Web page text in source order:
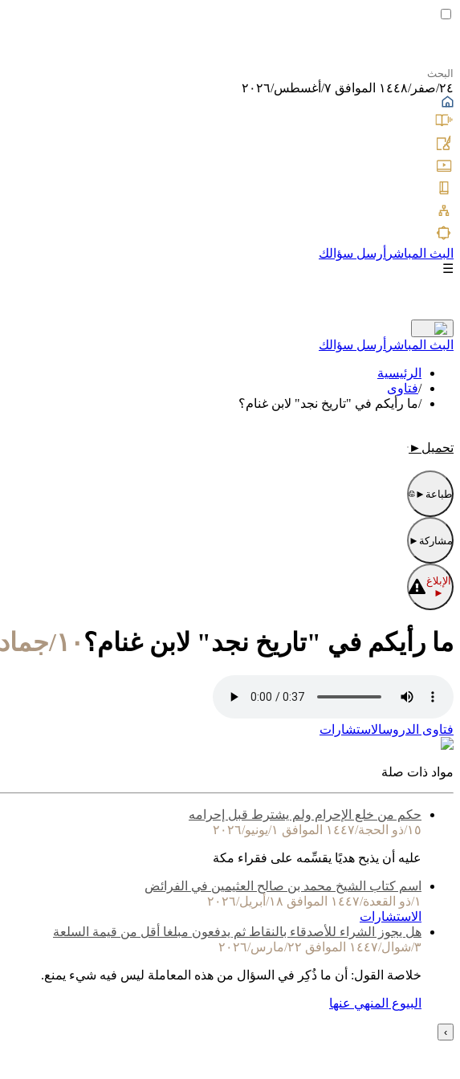
٢٤/صفر/١٤٤٨ الموافق ٧/أغسطس/٢٠٢٦
البث المباشر أرسل سؤالك
☰
البث المباشر أرسل سؤالك
الرئيسية
/فتاوى
/ما رأيكم في "تاريخ نجد" لابن غنام؟
تحميل ►
طباعة ►
مشاركة ►
الإبلاغ
►
ما رأيكم في "تاريخ نجد" لابن غنام؟١٠/جمادى الآخرة/١٤٤٢ الموافق ٢٣/يناير/٢٠٢١
فتاوى الدروسالاستشارات
مواد ذات صلة
حكم من خلع الإحرام ولم يشترط قبل إحرامه
١٥/ذو الحجة/١٤٤٧ الموافق ١/يونيو/٢٠٢٦
عليه أن يذبح هديًا يقسِّمه على فقراء مكة
اسم كتاب الشيخ محمد بن صالح العثيمين في الفرائض
١/ذو القعدة/١٤٤٧ الموافق ١٨/أبريل/٢٠٢٦
الاستشارات
هل يجوز الشراء للأصدقاء بالنقاط ثم يدفعون مبلغا أقل من قيمة السلعة
٣/شوال/١٤٤٧ الموافق ٢٢/مارس/٢٠٢٦
خلاصة القول: أن ما ذُكِر في السؤال من هذه المعاملة ليس فيه شيء يمنع.
البيوع المنهي عنها
›